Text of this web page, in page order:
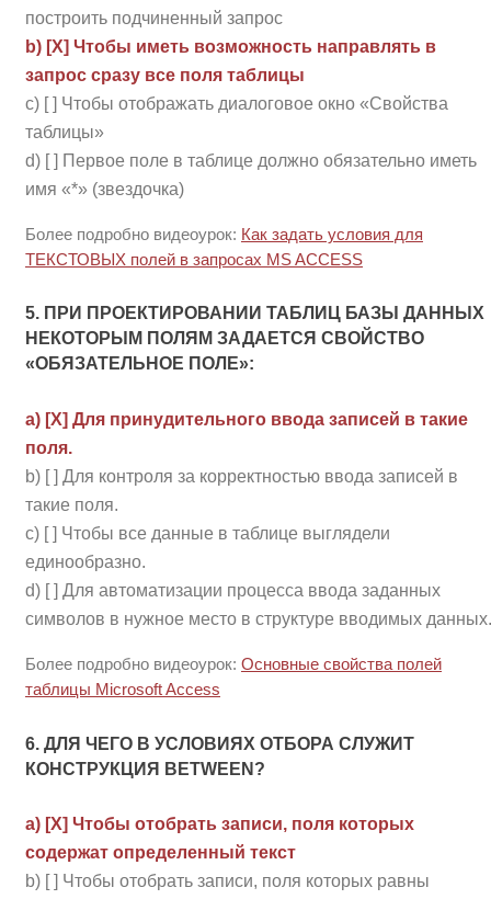
построить подчиненный запрос
b) [Х] Чтобы иметь возможность направлять в
запрос сразу все поля таблицы
c) [ ] Чтобы отображать диалоговое окно «Свойства
таблицы»
d) [ ] Первое поле в таблице должно обязательно иметь
имя «*» (звездочка)
Более подробно видеоурок: Как задать условия для
ТЕКСТОВЫХ полей в запросах MS ACCESS
5. ПРИ ПРОЕКТИРОВАНИИ ТАБЛИЦ БАЗЫ ДАННЫХ
НЕКОТОРЫМ ПОЛЯМ ЗАДАЕТСЯ СВОЙСТВО
«ОБЯЗАТЕЛЬНОЕ ПОЛЕ»:
a) [Х] Для принудительного ввода записей в такие
поля.
b) [ ] Для контроля за корректностью ввода записей в
такие поля.
c) [ ] Чтобы все данные в таблице выглядели
единообразно.
d) [ ] Для автоматизации процесса ввода заданных
символов в нужное место в структуре вводимых данных.
Более подробно видеоурок: Основные свойства полей
таблицы Microsoft Access
6. ДЛЯ ЧЕГО В УСЛОВИЯХ ОТБОРА СЛУЖИТ
КОНСТРУКЦИЯ BETWEEN?
a) [Х] Чтобы отобрать записи, поля которых
содержат определенный текст
b) [ ] Чтобы отобрать записи, поля которых равны